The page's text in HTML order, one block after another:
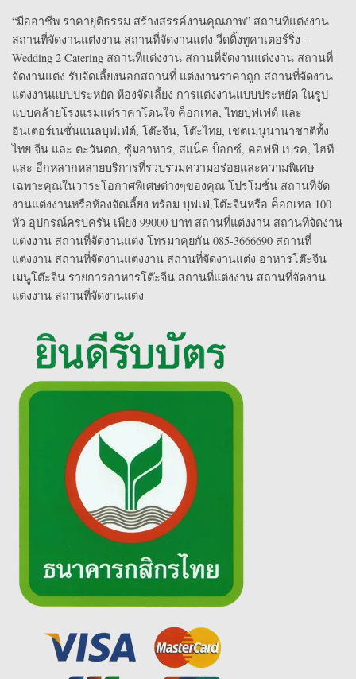
“มืออาชีพ ราคายุติธรรม สร้างสรรค์งานคุณภาพ” สถานที่แต่งงาน
สถานที่จัดงานแต่งงาน สถานที่จัดงานแต่ง วีดดิ้งทูคาเตอร์ริ่ง -
Wedding 2 Catering สถานที่แต่งงาน สถานที่จัดงานแต่งงาน สถานที่
จัดงานแต่ง รับจัดเลี้ยงนอกสถานที่ แต่งงานราคาถูก สถานที่จัดงาน
แต่งงานแบบประหยัด ห้องจัดเลี้ยง การแต่งงานแบบประหยัด ในรูป
แบบคล้ายโรงแรมแต่ราคาโดนใจ ค็อกเทล, ไทยบุฟเฟ่ต์ และ
อินเตอร์เนชั่นแนลบุฟเฟ่ต์, โต๊ะจีน, โต๊ะไทย, เชตเมนูนานาชาติทั้ง
ไทย จีน และ ตะวันตก, ซุ้มอาหาร, สแน็ค บ็อกซ์, คอฟฟี่ เบรค, ไฮที
และ อีกหลากหลายบริการที่รวบรวมความอร่อยและความพิเศษ
เฉพาะคุณในวาระโอกาศพิเศษต่างๆของคุณ โปรโมชั่น สถานที่จัด
งานแต่งงานหรือห้องจัดเลี้ยง พร้อม บุฟเฟ่,โต๊ะจีนหรือ ค็อกเทล 100
หัว อุปกรณ์ครบครัน เพียง 99000 บาท สถานที่แต่งงาน สถานที่จัดงาน
แต่งงาน สถานที่จัดงานแต่ง โทรมาคุยกัน 085-3666690 สถานที่
แต่งงาน สถานที่จัดงานแต่งงาน สถานที่จัดงานแต่ง อาหารโต๊ะจีน
เมนูโต๊ะจีน รายการอาหารโต๊ะจีน สถานที่แต่งงาน สถานที่จัดงาน
แต่งงาน สถานที่จัดงานแต่ง